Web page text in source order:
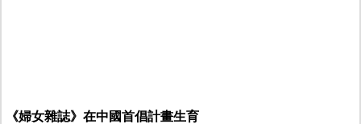
《婦女雜誌》在中國首倡計畫生育